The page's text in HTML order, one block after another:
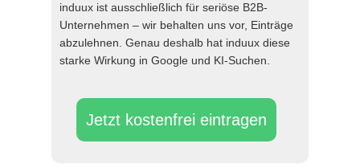
Jetzt kostenfrei eintragen
induux ist ausschließlich für seriöse B2B-
Unternehmen – wir behalten uns vor, Einträge
abzulehnen. Genau deshalb hat induux diese
starke Wirkung in Google und KI-Suchen.